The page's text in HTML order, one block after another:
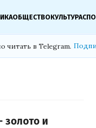
ОБЩЕСТВОКУЛЬТУРА
читать в Telegram.
золото и